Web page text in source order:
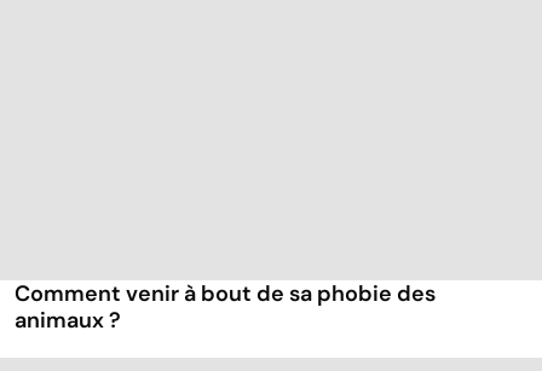
Comment venir à bout de sa phobie des
animaux ?